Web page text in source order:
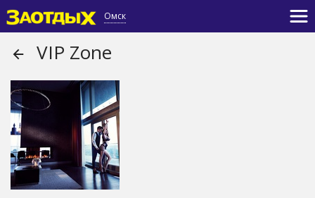
Омск
VIP Zone